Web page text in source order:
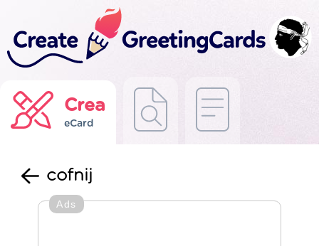
Crea
eCard
cofnij
Ads